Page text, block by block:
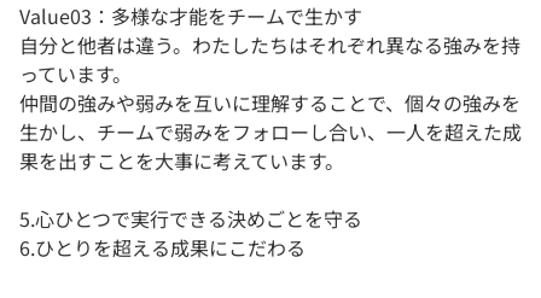
Value03：多様な才能を​チームで生かす
自分と他者は違う。わたしたちはそれぞれ異なる強みを持
っています。
仲間の強みや弱みを互いに理解することで、個々の強みを
生かし、チームで弱みをフォローし合い、一人を超えた成
果を出すことを大事に考えています。
5.心ひとつで実行できる決めごとを守る
6.ひとりを超える成果に​こだわる